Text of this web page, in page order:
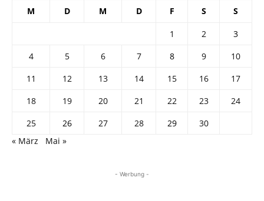
M D M D F S S
1 2
3
4
5 6 7 8 9
10
11
12 13 14 15 16
17
18
19 20 21 22 23
24
25
26 27 28 29
30
« März
Mai »
- Werbung -